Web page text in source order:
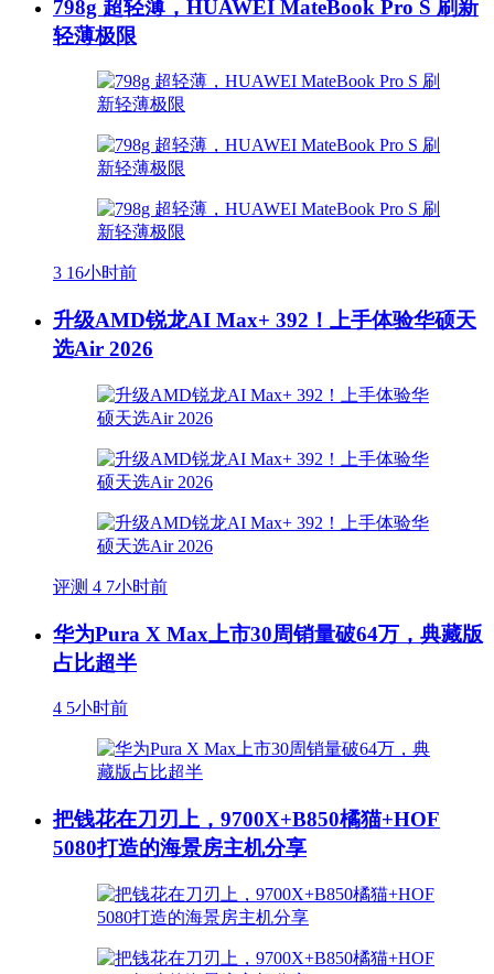
798g 超轻薄，HUAWEI MateBook Pro S 刷新
轻薄极限
3 16小时前
升级AMD锐龙AI Max+ 392！上手体验华硕天
选Air 2026
评测 4 7小时前
华为Pura X Max上市30周销量破64万，典藏版
占比超半
4 5小时前
把钱花在刀刃上，9700X+B850橘猫+HOF
5080打造的海景房主机分享